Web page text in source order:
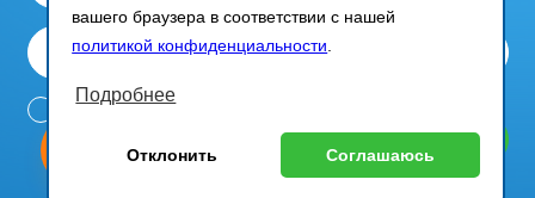
вашего браузера в соответствии с нашей
политикой конфиденциальности.
Подробнее
Отклонить Соглашаюсь
Сообщение
Согласие на обработку
соответствии сПолитикой
Отправить запрос
Оставь заявку